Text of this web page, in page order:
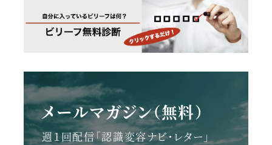
メールマガジン（無料）
週１回配信「認識変容ナビ・レター」